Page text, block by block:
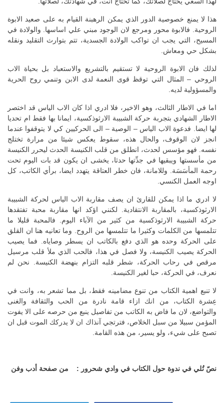
هذا لا يمنع خصوصية الدور الذي يمكن الرهبنة القيام به على صعيد الابوة
الروحية. فالابوة محور ومرجع لان الوجود مبني علي اساسها. والولادة في
المسيح، التي يجب ان تواكب الولادة الجسدية، تتم بتوارث التقليد ونقله
بشكل حي ومعاش.
لذلك فان الابوة الروحية لا تستقيم بالتشريع والاستعباد بل بحياة الاب
الروحي – المثال التي توقظ قوى النعمة لدى الابن وتنمي روح الحرية
والمسؤولية لديه.
اما في الاطار الثالث، وهو الاخير، فلا ادري اذا كان الاب الياس قد اختصر
الاطار الشهادي بتجربة حركة الشبيبة الارثوذكسية، ايمانا بها فقط ام تحديا
لها ايضا. فدعوة الاب الياس – الوصية – الى الحركيين كي لا يتوقفوا عندما
انجز لان الوقوف، والحال هذه، سقوط يعكس شيئا من مرارة تختلج
نفسه. فهو مؤسس لحدث، انطلق من قلب الكنيسة الحدث ليحرر الكنيسة
من مأسستها ويبقيها في جدِّتها حدثا، يخشى ان يكون قد بات اليوم تحت
رحمة المأسَسَة. وللامانة، فان خطر العتاقة يتهدد ايضا، برأي الكاتب، كل
اوجه العمل الكنسي.
لا ادري ما اذا يمكن للقارئ ان يصف مقاربة الاب الياس لحركة الشبيبة
الارثوذكسية، بالمقاربة الانتقادية. لكنني اؤكد انها مقاربة محبة تفتقدها
حركة الشبيبة الارثوذكسية من كثير من الآباء اليوم. فالمحبة قليلا ما
تتلمسها من الكلمات وكثيرا ما تتلمسها من الروح. وما تعانيه هنا ان القلق
على الحركة وحده هو الذي دفع بالكاتب ان يسطر وصاياه. فما يصيب
الحركة يصيب الكنيسة، ولا فصل في هذا، فالحب الذي ملأ قلب مرسيل
مرقص في رحاب الحركة، شطر قلبه التزام بنهضة الكنيسة. نحن لم
نعرف، في الحركة، حبا لغير الكنيسة.
لا تنبع اهمية الكتاب من تنوع مضامينه فقط، بل مما تشعر به، وانت في
عِشرة الكتاب، من انك ازاء قامة نادرة من الحب والثقافة والغنى
والتواضع، لان ما فاض به الكاتب من تفاصيل ينبع من حرصه على الا يفوت
المؤمن سبيلا من سبل الخلاص، فترتجي آنذاك ان لا يدركك الموت قبل ان
تصبح على شيء، ولو يسير، من هذه القامة.
نصّ تُلي في ندوة حول الكتاب في وادي شحرور : من صفحة أدب وفن